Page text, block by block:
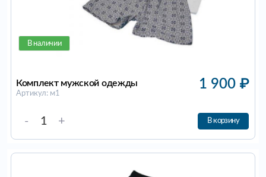
В наличии
Комплект мужской одежды
Артикул: м1
1 900 ₽
- + В корзину